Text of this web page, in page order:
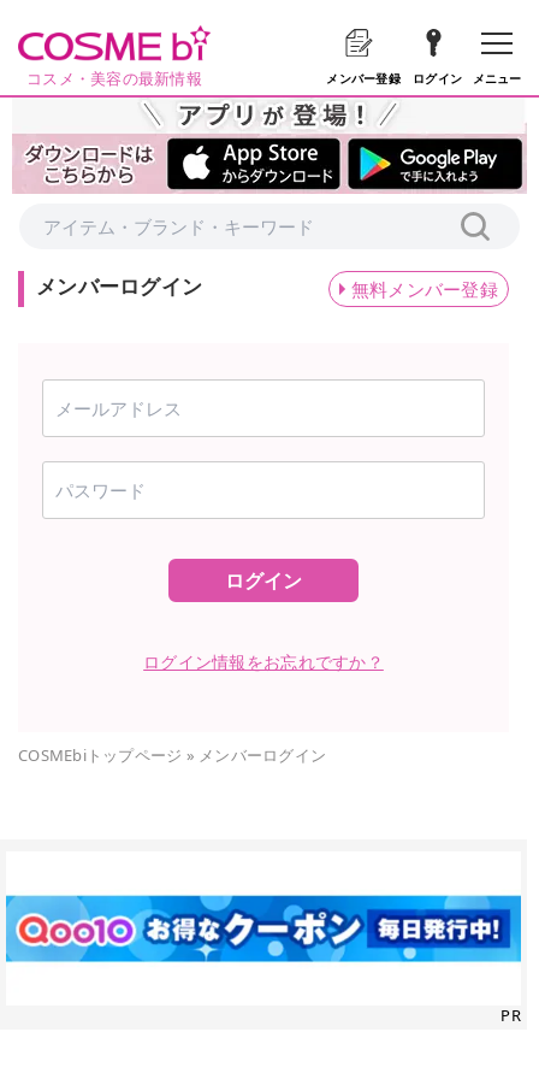
コスメ・美容の最新情報 メンバー登録 ログイン メニュー
メンバーログイン 無料メンバー登録
ログイン
ログイン情報をお忘れですか？
COSMEbiトップページ » メンバーログイン
PR